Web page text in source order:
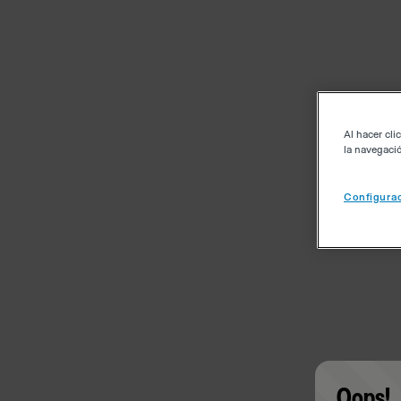
Al hacer clic
la